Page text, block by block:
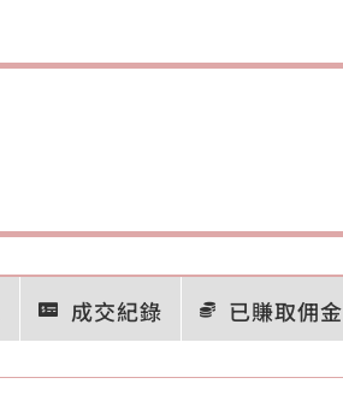
成交紀錄 已賺取佣金